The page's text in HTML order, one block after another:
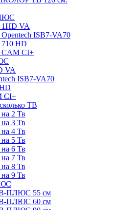
VA
ISB7-VA70
HD
CI+
VA
ISB7-VA70
CI+
ТВ
2 Тв
3 Тв
4 Тв
5 Тв
6 Тв
7 Тв
8 Тв
9 Тв
ПЛЮС 55 см
ПЛЮС 60 см